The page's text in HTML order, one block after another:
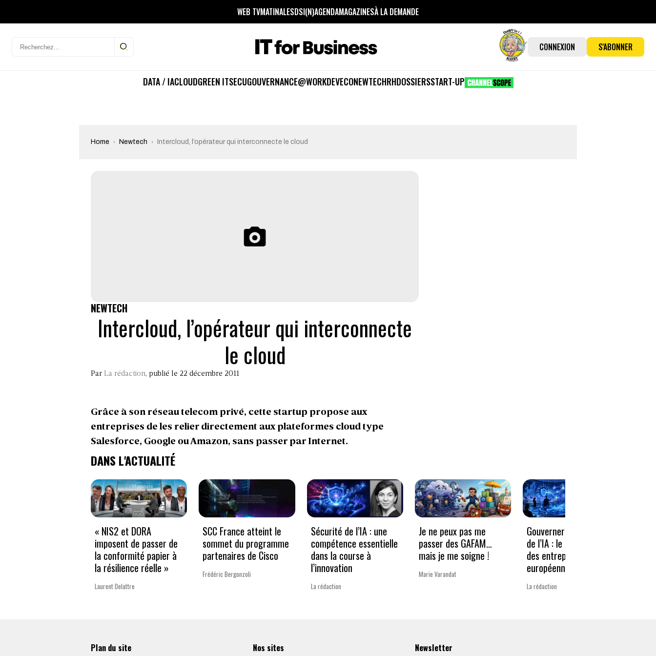
WEB TVMATINALESDSI(N)AGENDAMAGAZINESÀ LA DEMANDE
CONNEXION S'ABONNER
DATA / IACLOUDGREEN ITSECUGOUVERNANCE@WORKDEVECONEWTECHRHDOSSIERSSTART-UP
Home Newtech Intercloud, l’opérateur qui interconnecte le cloud
NEWTECH
Intercloud, l’opérateur qui interconnecte
le cloud
Par La rédaction, publié le 22 décembre 2011
Grâce à son réseau telecom privé, cette startup propose aux
entreprises de les relier directement aux plateformes cloud type
Salesforce, Google ou Amazon, sans passer par Internet.
DANS L'ACTUALITÉ
« NIS2 et DORA
imposent de passer de
la conformité papier à
la résilience réelle »
Laurent Delattre
SCC France atteint le
sommet du programme
partenaires de Cisco
Frédéric Bergonzoli
Sécurité de l’IA : une
compétence essentielle
dans la course à
l’innovation
La rédaction
Je ne peux pas me
passer des GAFAM…
mais je me soigne !
Marie Varandat
Gouverner à la vitesse
de l’IA : le nouveau défi
des entreprises
européennes
La rédaction
Plan du site Nos sites Newsletter